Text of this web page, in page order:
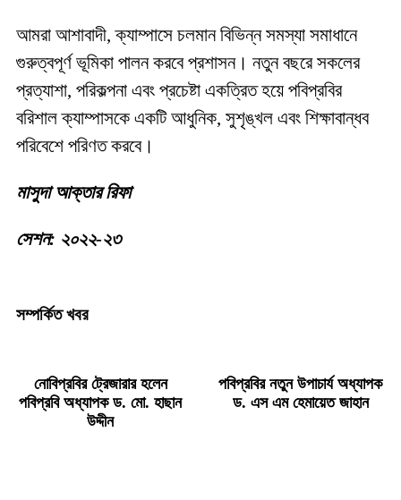
আমরা আশাবাদী, ক্যাম্পাসে চলমান বিভিন্ন সমস্যা সমাধানে
গুরুত্বপূর্ণ ভূমিকা পালন করবে প্রশাসন। নতুন বছরে সকলের
প্রত্যাশা, পরিকল্পনা এবং প্রচেষ্টা একত্রিত হয়ে পবিপ্রবির
বরিশাল ক্যাম্পাসকে একটি আধুনিক, সুশৃঙ্খল এবং শিক্ষাবান্ধব
পরিবেশে পরিণত করবে।
মাসুদা আক্তার রিফা
সেশন: ২০২২-২৩
সম্পর্কিত খবর
নোবিপ্রবির ট্রেজারার হলেন
পবিপ্রবি অধ্যাপক ড. মো. হাছান
উদ্দীন
পবিপ্রবির নতুন উপাচার্য অধ্যাপক
ড. এস এম হেমায়েত জাহান